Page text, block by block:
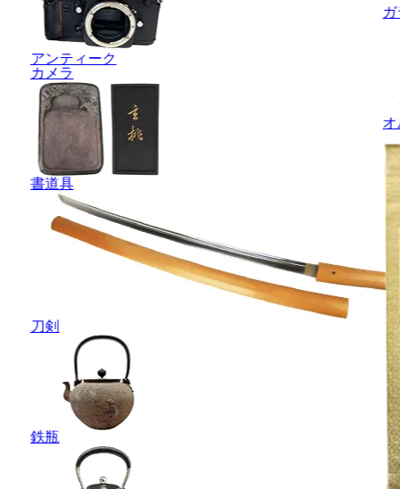
アンティーク
カメラ
書道具
刀剣
鉄瓶
オ